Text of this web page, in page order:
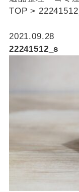
TOP >
2021.09.28
22241512_s